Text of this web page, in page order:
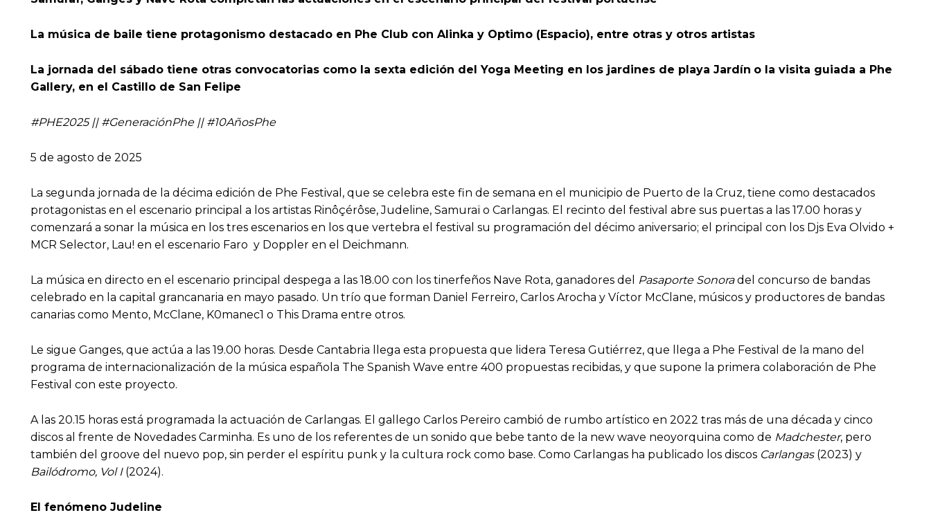
La música de baile tiene protagonismo destacado en Phe Club con Alinka y Optimo (Espacio), entre otras y otros artistas
La jornada del sábado tiene otras convocatorias como la sexta edición del Yoga Meeting en los jardines de playa Jardín o la visita guiada a Phe
Gallery, en el Castillo de San Felipe
#PHE2025 || #GeneraciónPhe || #10AñosPhe
5 de agosto de 2025
La segunda jornada de la décima edición de Phe Festival, que se celebra este fin de semana en el municipio de Puerto de la Cruz, tiene como destacados
protagonistas en el escenario principal a los artistas Rinôçérôse, Judeline, Samuraï o Carlangas. El recinto del festival abre sus puertas a las 17.00 horas y
comenzará a sonar la música en los tres escenarios en los que vertebra el festival su programación del décimo aniversario; el principal con los Djs Eva Olvido +
MCR Selector, Lau! en el escenario Faro y Doppler en el Deichmann.
La música en directo en el escenario principal despega a las 18.00 con los tinerfeños Nave Rota, ganadores del Pasaporte Sonoradel concurso de bandas
celebrado en la capital grancanaria en mayo pasado. Un trío que forman Daniel Ferreiro, Carlos Arocha y Víctor McClane, músicos y productores de bandas
canarias como Mento, McClane, K0manec1 o This Drama entre otros.
Le sigue Ganges, que actúa a las 19.00 horas. Desde Cantabria llega esta propuesta que lidera Teresa Gutiérrez, que llega a Phe Festival de la mano del
programa de internacionalización de la música española The Spanish Wave entre 400 propuestas recibidas, y que supone la primera colaboración de Phe
Festival con este proyecto.
A las 20.15 horas está programada la actuación de Carlangas. El gallego Carlos Pereiro cambió de rumbo artístico en 2022 tras más de una década y cinco
discos al frente de Novedades Carminha. Es uno de los referentes de un sonido que bebe tanto de la new wave neoyorquina como de Madchester, pero
también del groove del nuevo pop, sin perder el espíritu punk y la cultura rock como base. Como Carlangas ha publicado los discos Carlangas(2023) y
Bailódromo, Vol I(2024).
El fenómeno Judeline